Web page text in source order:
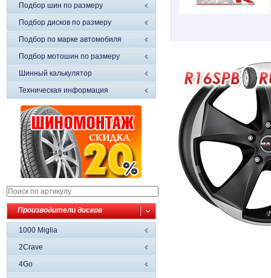
Подбор шин по размеру
Подбор дисков по размеру
Подбор по марке автомобиля
Подбор мотошин по размеру
Шинный калькулятор
Техническая информация
Производители дисков
1000 Miglia
2Crave
4Go